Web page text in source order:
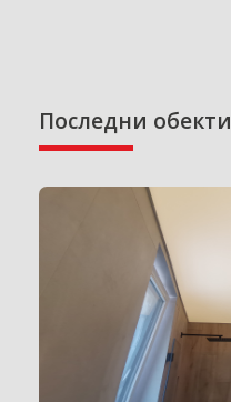
Последни обекти